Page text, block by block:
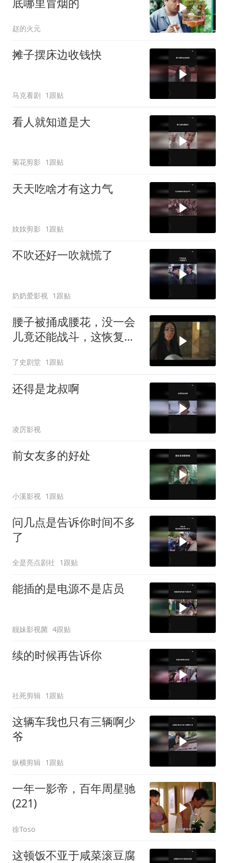
赵的火元
摊子摆床边收钱快
马克看剧 1跟贴
看人就知道是大
菊花剪影 1跟贴
天天吃啥才有这力气
奻奻剪影 1跟贴
不吹还好一吹就慌了
奶奶爱影视 1跟贴
腰子被捅成腰花，没一会
儿竟还能战斗，这恢复力
了史剧堂 1跟贴
还得是龙叔啊
凌厉影视
前女友多的好处
小溪影视 1跟贴
问几点是告诉你时间不多
了
全是亮点剧社 1跟贴
能插的是电源不是店员
靓妹影视菌 4跟贴
续的时候再告诉你
社死剪辑 1跟贴
这辆车我也只有三辆啊少
爷
纵横剪辑 1跟贴
一年一影帝，百年周星驰
(221)
徐Toso
这顿饭不亚于咸菜滚豆腐